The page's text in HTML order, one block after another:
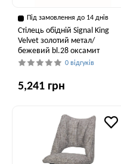
Під замовлення до 14 днів
Стілець обідній Signal King
Velvet золотий метал/
бежевий bl.28 оксамит
0 відгуків
5,241 грн